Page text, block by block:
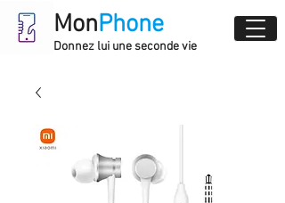
MonPhone
Donnez lui une seconde vie